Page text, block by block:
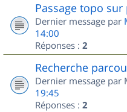
Passage topo
Dernier message par
14:00
Réponses : 2
Recherche
Dernier message par
19:45
Réponses : 2